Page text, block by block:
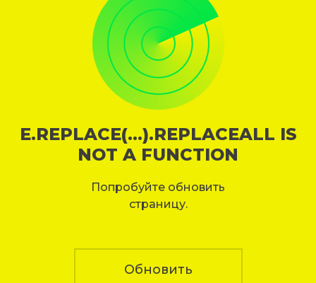
E.REPLACE(...).REPLACEALL IS
NOT A FUNCTION
Попробуйте обновить
страницу.
Обновить